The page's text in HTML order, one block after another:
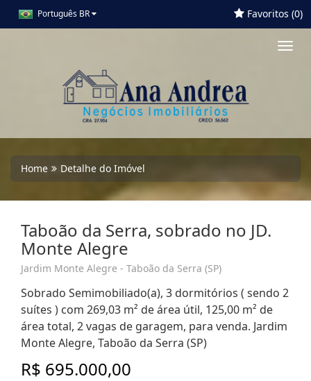
Português BR Favoritos (0)
Home Detalhe do Imóvel
Taboão da Serra, sobrado no JD.
Monte Alegre
Jardim Monte Alegre - Taboão da Serra (SP)
Sobrado Semimobiliado(a), 3 dormitórios ( sendo 2
suítes ) com 269,03 m² de área útil, 125,00 m² de
área total, 2 vagas de garagem, para venda. Jardim
Monte Alegre, Taboão da Serra (SP)
R$ 695.000,00